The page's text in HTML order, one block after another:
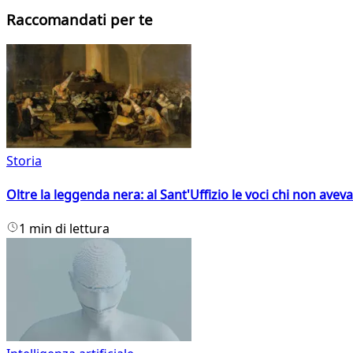
Raccomandati per te
Storia
Oltre la leggenda nera: al Sant'Uffizio le voci chi non
1 min di lettura